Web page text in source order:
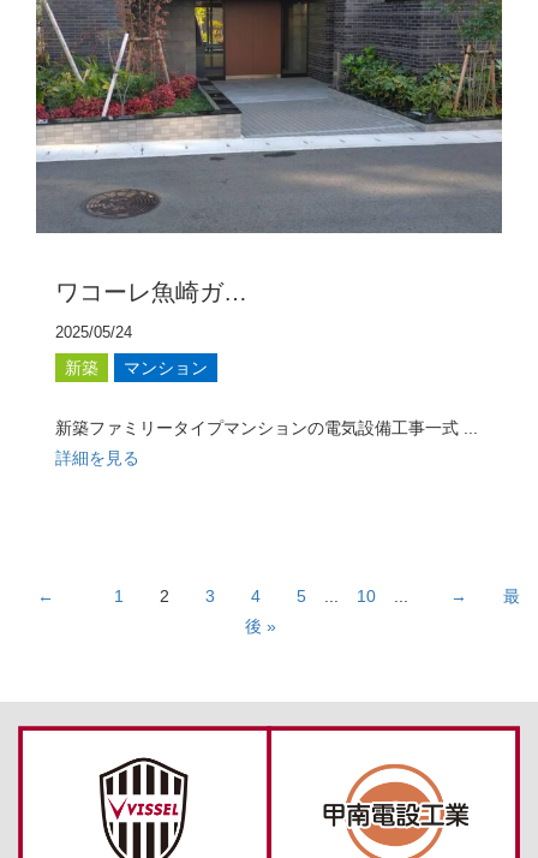
ワコーレ魚崎ガ…
2025/05/24
新築 マンション
新築ファミリータイプマンションの電気設備工事一式 ...
詳細を見る
← 1 2 3 4 5 10 →
最
後 »